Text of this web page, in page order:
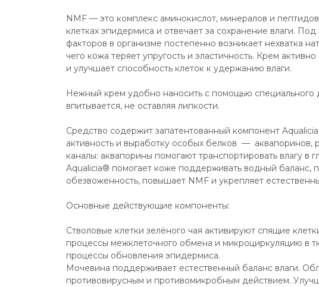
NMF — это комплекс аминокислот, минералов и
клетках эпидермиса и отвечает за сохранение влаги.
факторов в организме постепенно возникает нехватка
чего кожа теряет упругость и эластичность. Крем
и улучшает способность клеток к удержанию влаги.
Нежный крем удобно наносить с помощью специального
впитывается, не оставляя липкости.
Средство содержит запатентованный компонент
активность и выработку особых белков  —  аквапоринов,
каналы: аквапорины помогают транспортировать влагу в
Aqualicia® помогает коже поддерживать водный баланс,
обезвоженность, повышает NMF и укрепляет
Основные действующие компоненты:
Стволовые клетки зелёного чая активируют спящие
процессы межклеточного обмена и микроциркуляцию в
процессы обновления эпидермиса.
Мочевина поддерживает естественный баланс влаги.
противовирусным и противомикробным действием.